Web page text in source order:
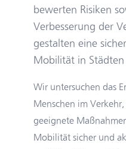
bewerten Risiken
Verbesserung der
gestalten eine
Mobilität in
Wir untersuchen das
Menschen im
geeignete
Mobilität sicher und